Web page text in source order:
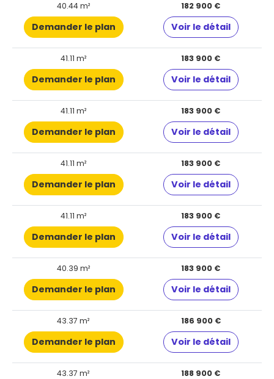
40.44 m² 182 900 €
Demander le plan Voir le détail
41.11 m² 183 900 €
Demander le plan Voir le détail
41.11 m² 183 900 €
Demander le plan Voir le détail
41.11 m² 183 900 €
Demander le plan Voir le détail
41.11 m² 183 900 €
Demander le plan Voir le détail
40.39 m² 183 900 €
Demander le plan Voir le détail
43.37 m² 186 900 €
Demander le plan Voir le détail
43.37 m² 188 900 €